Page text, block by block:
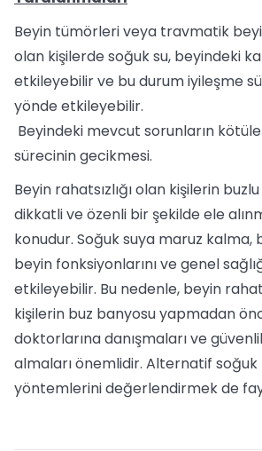
Beyin tümörleri veya travmatik
olan kişilerde soğuk su, beyindeki
etkileyebilir ve bu durum iyileşme
yönde etkileyebilir.
Beyindeki mevcut sorunların
sürecinin gecikmesi.
Beyin rahatsızlığı olan kişilerin
dikkatli ve özenli bir şekilde ele
konudur. Soğuk suya maruz kalma,
beyin fonksiyonlarını ve genel
etkileyebilir. Bu nedenle, beyin
kişilerin buz banyosu yapmadan
doktorlarına danışmaları ve
almaları önemlidir. Alternatif
yöntemlerini değerlendirmek de